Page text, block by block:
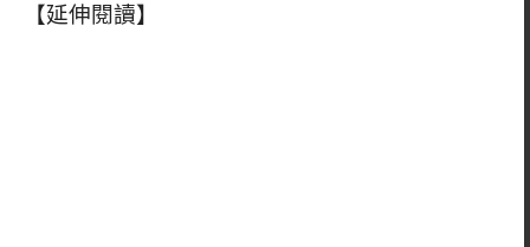
【延伸閱讀】